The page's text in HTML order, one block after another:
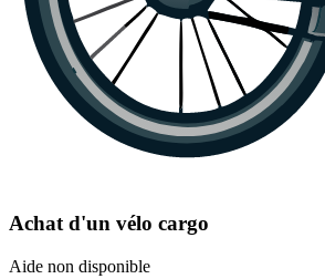
Achat d'un vélo cargo
Aide non disponible